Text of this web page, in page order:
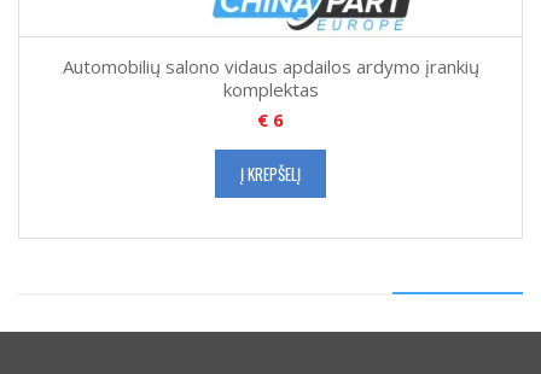
Automobilių salono vidaus apdailos ardymo įrankių
komplektas
€ 6
Į KREPŠELĮ